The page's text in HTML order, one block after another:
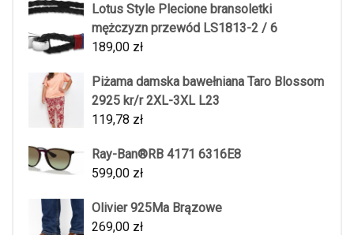
Lotus Style Plecione bransoletki
mężczyzn przewód LS1813-2 / 6
189,00 zł
Piżama damska bawełniana Taro Blossom
2925 kr/r 2XL-3XL L23
119,78 zł
Ray-Ban®RB 4171 6316E8
599,00 zł
Olivier 925Ma Brązowe
269,00 zł